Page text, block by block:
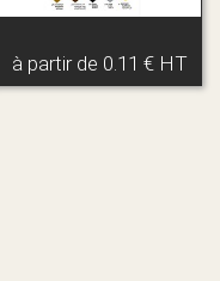
à partir de 0.11 € HT